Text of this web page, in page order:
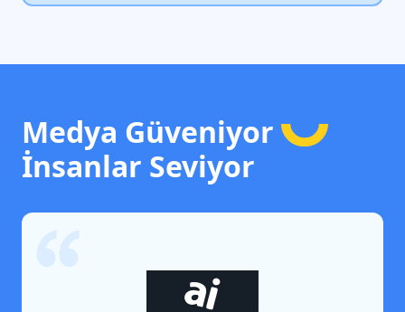
Medya Güveniyor
İnsanlar Seviyor